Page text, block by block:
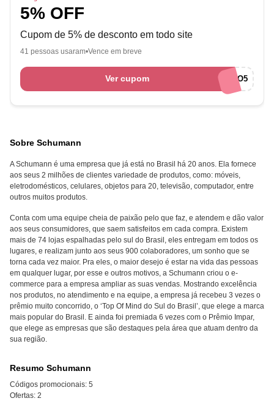
5% OFF
Cupom de 5% de desconto em todo site
41 pessoas usaram Vence em breve
Ver cupom BEMVINDO5
Sobre Schumann
A Schumann é uma empresa que já está no Brasil há 20 anos. Ela fornece
aos seus 2 milhões de clientes variedade de produtos, como: móveis,
eletrodomésticos, celulares, objetos para 20, televisão, computador, entre
outros muitos produtos.
Conta com uma equipe cheia de paixão pelo que faz, e atendem e dão valor
aos seus consumidores, que saem satisfeitos em cada compra. Existem
mais de 74 lojas espalhadas pelo sul do Brasil, eles entregam em todos os
lugares, e realizam junto aos seus 900 colaboradores, um sonho que se
torna cada vez maior. Pra eles, o maior desejo é estar na vida das pessoas
em qualquer lugar, por esse e outros motivos, a Schumann criou o e-
commerce para a empresa ampliar as suas vendas. Mostrando excelência
nos produtos, no atendimento e na equipe, a empresa já recebeu 3 vezes o
prêmio muito concorrido, o ‘Top Of Mind do Sul do Brasil’, que elege a marca
mais popular do Brasil. E ainda foi premiada 6 vezes com o Prêmio Impar,
que elege as empresas que são destaques pela área que atuam dentro da
sua região.
Resumo Schumann
Códigos promocionais: 5
Ofertas: 2